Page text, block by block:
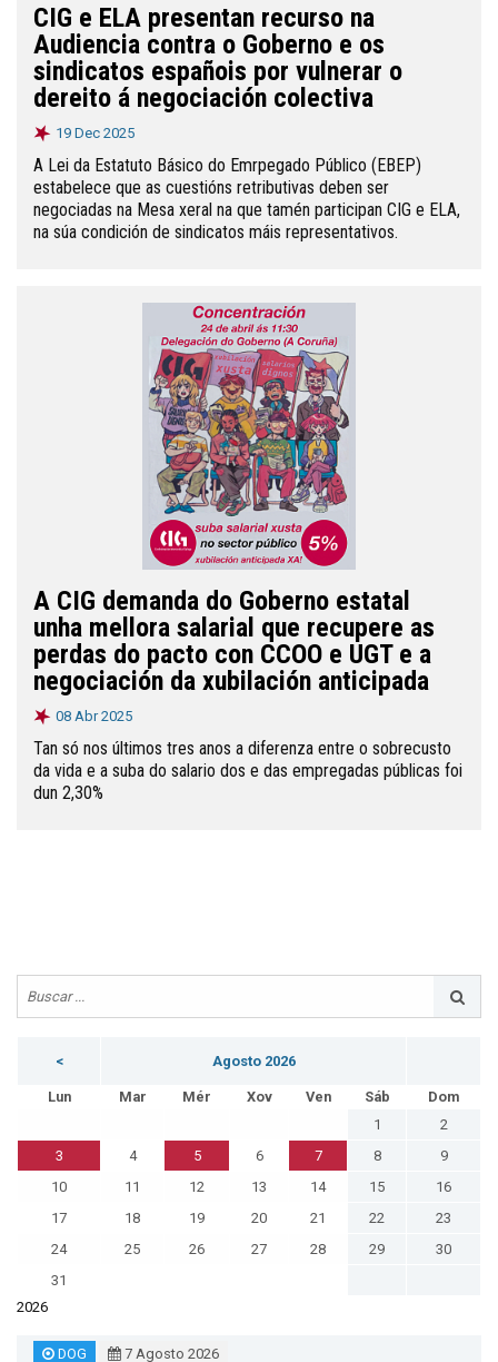
CIG e ELA presentan recurso na
Audiencia contra o Goberno e os
sindicatos españois por vulnerar o
dereito á negociación colectiva
19 Dec 2025
A Lei da Estatuto Básico do Emrpegado Público (EBEP)
estabelece que as cuestións retributivas deben ser
negociadas na Mesa xeral na que tamén participan CIG e ELA,
na súa condición de sindicatos máis representativos.
A CIG demanda do Goberno estatal
unha mellora salarial que recupere as
perdas do pacto con CCOO e UGT e a
negociación da xubilación anticipada
08 Abr 2025
Tan só nos últimos tres anos a diferenza entre o sobrecusto
da vida e a suba do salario dos e das empregadas públicas foi
dun 2,30%
< Agosto 2026
Lun Mar Mér Xov Ven Sáb
Dom
1
2
3
4 5 6 7 8
9
10
11 12 13 14 15
16
17
18 19 20 21 22
23
24
25 26 27 28 29
30
31
2026
DOG 7 Agosto 2026